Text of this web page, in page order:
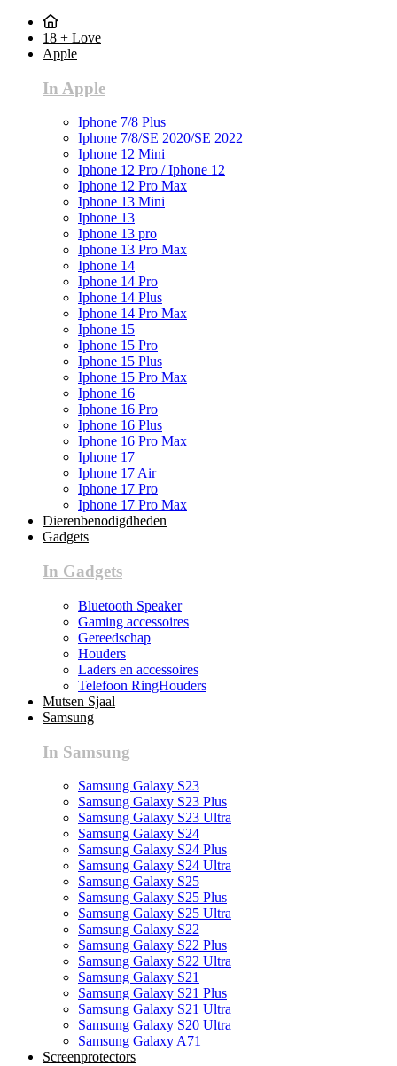
18 + Love
Apple
In Apple
Iphone 7/8 Plus
Iphone 7/8/SE 2020/SE 2022
Iphone 12 Mini
Iphone 12 Pro / Iphone 12
Iphone 12 Pro Max
Iphone 13 Mini
Iphone 13
Iphone 13 pro
Iphone 13 Pro Max
Iphone 14
Iphone 14 Pro
Iphone 14 Plus
Iphone 14 Pro Max
Iphone 15
Iphone 15 Pro
Iphone 15 Plus
Iphone 15 Pro Max
Iphone 16
Iphone 16 Pro
Iphone 16 Plus
Iphone 16 Pro Max
Iphone 17
Iphone 17 Air
Iphone 17 Pro
Iphone 17 Pro Max
Dierenbenodigdheden
Gadgets
In Gadgets
Bluetooth Speaker
Gaming accessoires
Gereedschap
Houders
Laders en accessoires
Telefoon RingHouders
Mutsen Sjaal
Samsung
In Samsung
Samsung Galaxy S23
Samsung Galaxy S23 Plus
Samsung Galaxy S23 Ultra
Samsung Galaxy S24
Samsung Galaxy S24 Plus
Samsung Galaxy S24 Ultra
Samsung Galaxy S25
Samsung Galaxy S25 Plus
Samsung Galaxy S25 Ultra
Samsung Galaxy S22
Samsung Galaxy S22 Plus
Samsung Galaxy S22 Ultra
Samsung Galaxy S21
Samsung Galaxy S21 Plus
Samsung Galaxy S21 Ultra
Samsung Galaxy S20 Ultra
Samsung Galaxy A71
Screenprotectors